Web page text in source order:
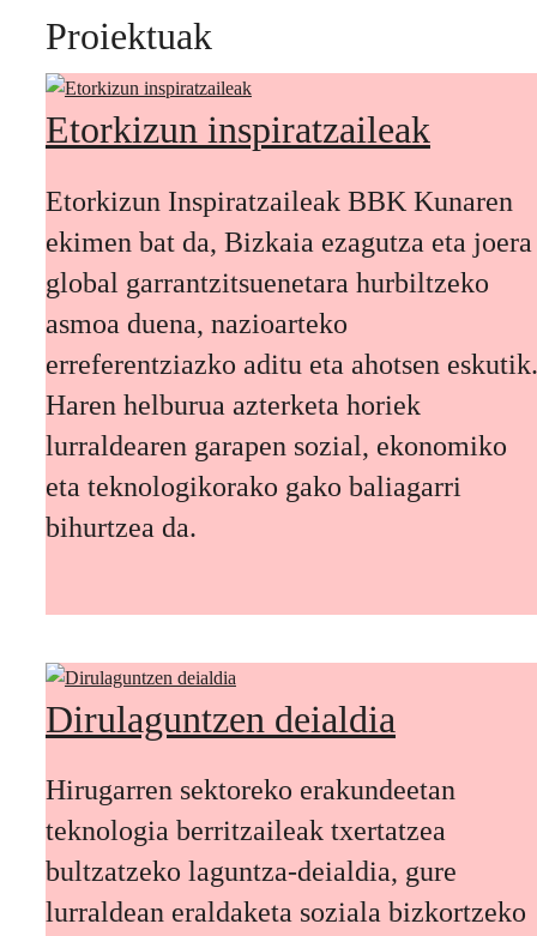
Proiektuak
Etorkizun inspiratzaileak
Etorkizun Inspiratzaileak BBK Kunaren
ekimen bat da, Bizkaia ezagutza eta joera
global garrantzitsuenetara hurbiltzeko
asmoa duena, nazioarteko
erreferentziazko aditu eta ahotsen eskutik.
Haren helburua azterketa horiek
lurraldearen garapen sozial, ekonomiko
eta teknologikorako gako baliagarri
bihurtzea da.
Dirulaguntzen deialdia
Hirugarren sektoreko erakundeetan
teknologia berritzaileak txertatzea
bultzatzeko laguntza-deialdia, gure
lurraldean eraldaketa soziala bizkortzeko